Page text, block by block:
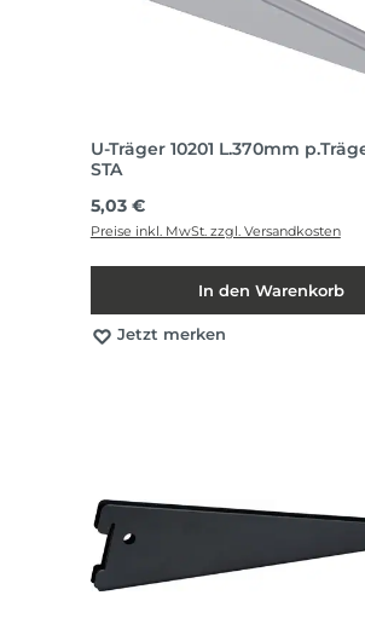
U-Träger 10201 L.370mm
STA
Regulärer Preis:
5,03 €
Preise inkl. MwSt. zzgl. Versandkosten
In den Warenkorb
Jetzt merken